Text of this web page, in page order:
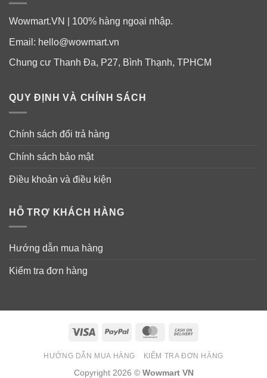
Wowmart.VN | 100% hàng ngoại nhập.
Email: hello@wowmart.vn
Chung cư Thanh Đa, P27, Bình Thạnh, TPHCM
QUY ĐỊNH VÀ CHÍNH SÁCH
Chính sách đổi trả hàng
Chính sách bảo mật
Điều khoản và điều kiện
HỖ TRỢ KHÁCH HÀNG
Hướng dẫn mua hàng
Kiểm tra đơn hàng
Visa PayPal MasterCard
Delivery
HƯỚNG DẪN MUA HÀNG KIỂM TRA ĐƠN HÀNG
Copyright 2026 © Wowmart VN